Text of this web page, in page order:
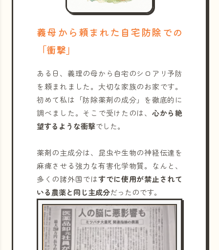
義母から頼まれた自宅防除での
「衝撃」
ある日、義理の母から自宅のシロアリ予防
を頼まれました。大切な家族のお家です。
初めて私は「防除薬剤の成分」を徹底的に
調べました。そこで受けたのは、 心から絶
望するような衝撃でした。
薬剤の主成分は、昆虫や生物の神経伝達を
麻痺させる強力な有害化学物質。なんと、
多くの諸外国ではすでに使用が禁止されて
いる農薬と同じ主成分だったのです。